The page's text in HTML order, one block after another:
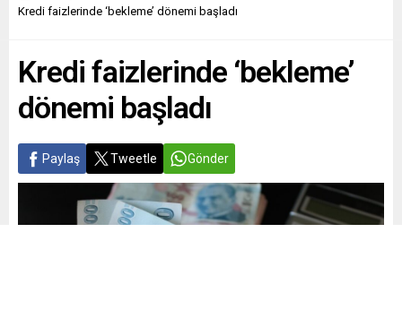
Kredi faizlerinde ‘bekleme’ dönemi başladı
Kredi faizlerinde ‘bekleme’
dönemi başladı
Paylaş Tweetle Gönder